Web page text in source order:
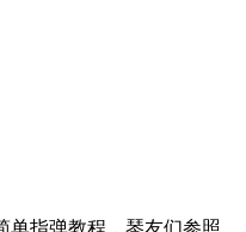
单指弹教程，琴友们参照